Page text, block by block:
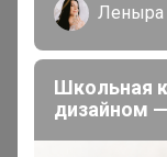
Леныра
Школьная
дизайном